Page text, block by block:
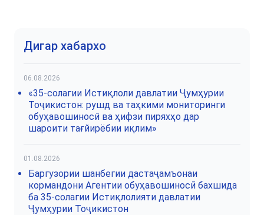
Дигар хабархо
06.08.2026
«35-солагии Истиқлоли давлатии Ҷумҳурии
Тоҷикистон: рушд ва таҳкими мониторинги
обуҳавошиносӣ ва ҳифзи пиряхҳо дар
шароити тағйирёбии иқлим»
01.08.2026
Баргузории шанбегии дастаҷамъонаи
кормандони Агентии обуҳавошиносӣ бахшида
ба 35-солагии Истиқлолияти давлатии
Ҷумҳурии Тоҷикистон